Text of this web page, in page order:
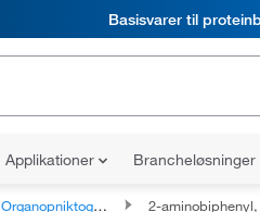
Basisvarer til
Applikationer Brancheløsninger
Organopniktogene forbindelser 2-